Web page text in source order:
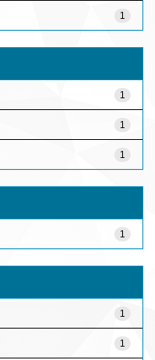
1
1
1
1
1
1
1